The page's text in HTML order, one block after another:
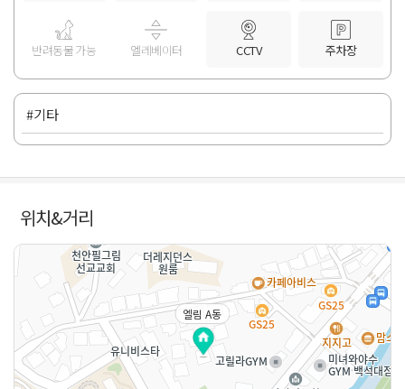
반려동물 가능 엘레베이터 CCTV 주차장
#기타
위치&거리
엘림 A동